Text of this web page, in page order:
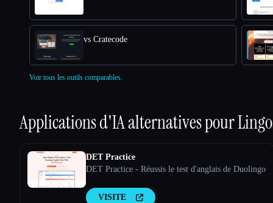
vs Cratecode
Voir tous les outils comparables.
Applications d'IA alternatives pour
DET Practice
DET Practice - Réussis le test d'anglais de Duolingo
VISITE